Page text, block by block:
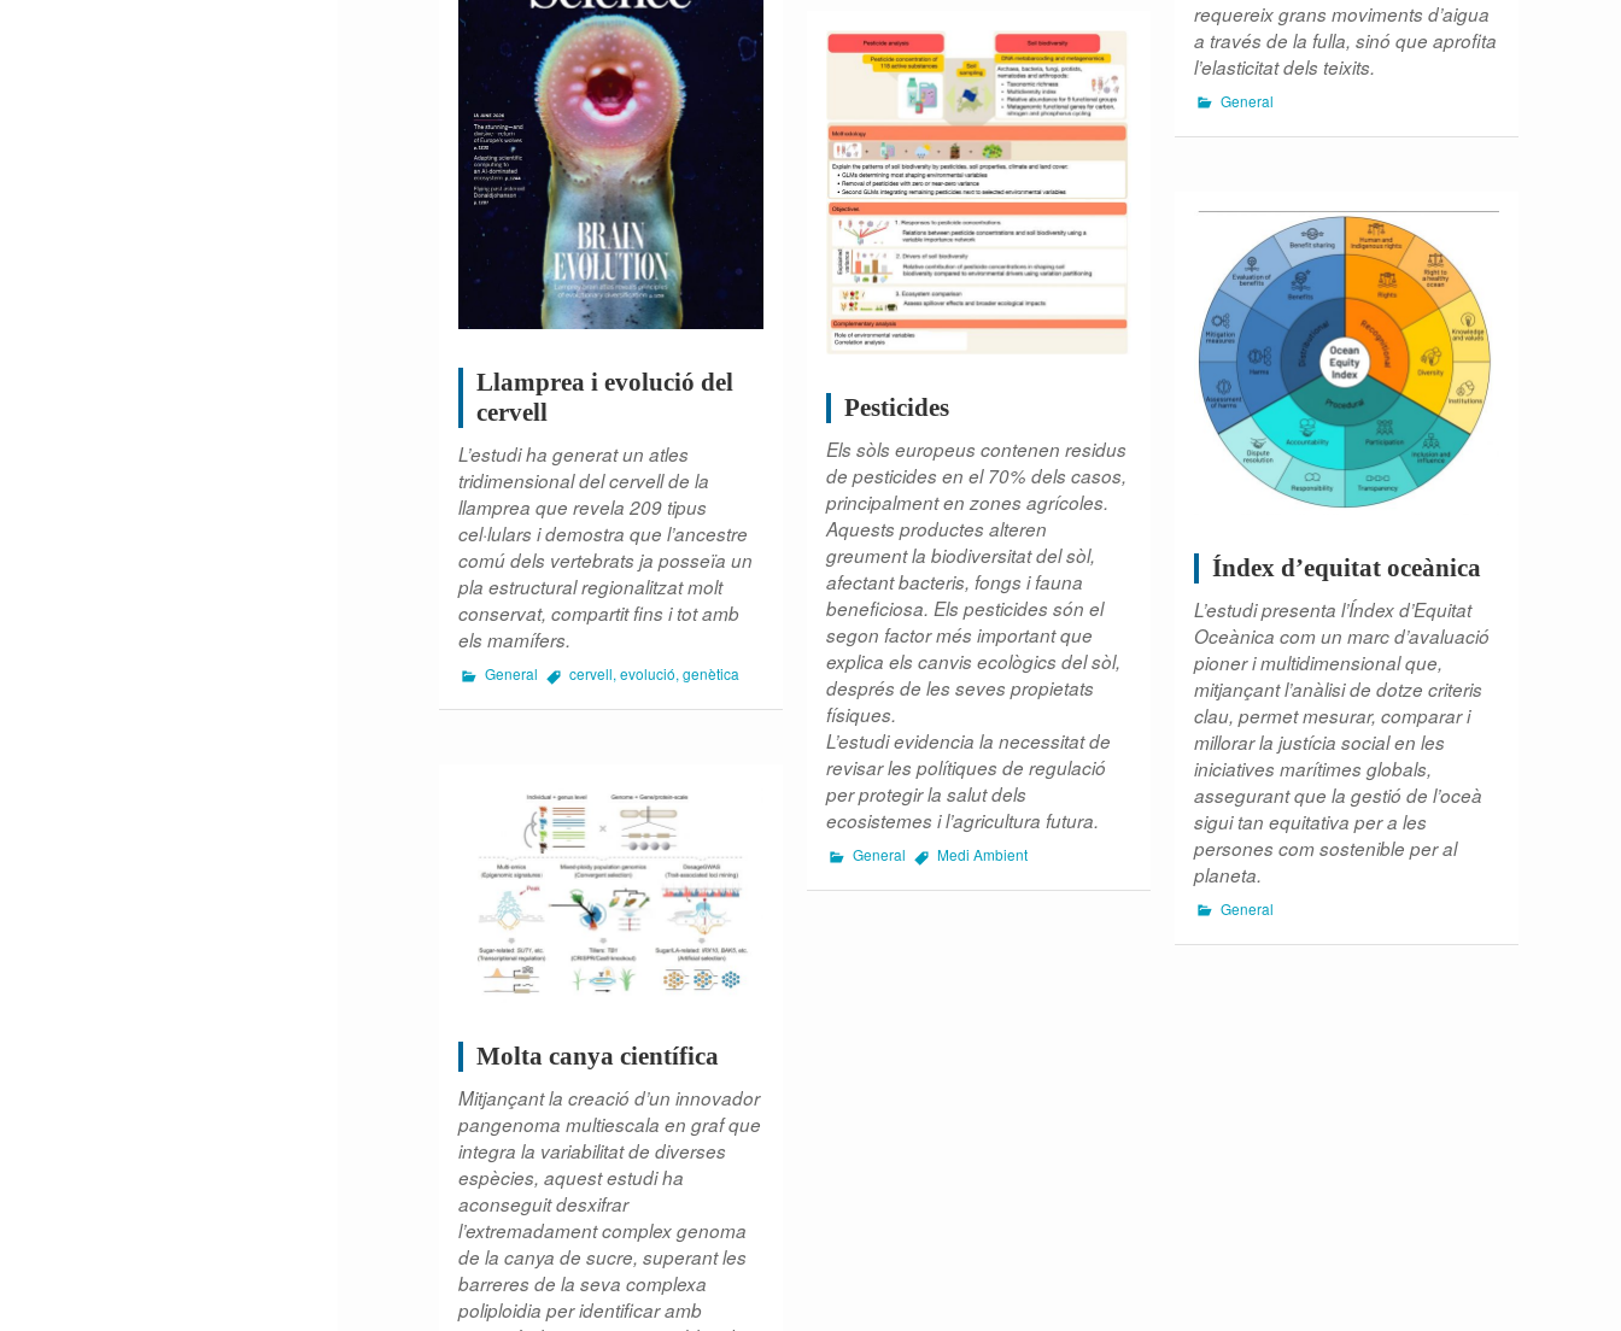
requereix grans moviments d’aigua
a través de la fulla, sinó que aprofita
l’elasticitat dels teixits.
General
Llamprea i evolució del
cervell
L’estudi ha generat un atles
tridimensional del cervell de la
llamprea que revela 209 tipus
cel·lulars i demostra que l’ancestre
comú dels vertebrats ja posseïa un
pla estructural regionalitzat molt
conservat, compartit fins i tot amb
els mamífers.
General cervell, evolució, genètica
Pesticides
Els sòls europeus contenen residus
de pesticides en el 70% dels casos,
principalment en zones agrícoles.
Aquests productes alteren
greument la biodiversitat del sòl,
afectant bacteris, fongs i fauna
beneficiosa. Els pesticides són el
segon factor més important que
explica els canvis ecològics del sòl,
després de les seves propietats
físiques.
L’estudi evidencia la necessitat de
revisar les polítiques de regulació
per protegir la salut dels
ecosistemes i l’agricultura futura.
General Medi Ambient
Índex d’equitat oceànica
L’estudi presenta l’Índex d’Equitat
Oceànica com un marc d’avaluació
pioner i multidimensional que,
mitjançant l’anàlisi de dotze criteris
clau, permet mesurar, comparar i
millorar la justícia social en les
iniciatives marítimes globals,
assegurant que la gestió de l’oceà
sigui tan equitativa per a les
persones com sostenible per al
planeta.
General
Molta canya científica
Mitjançant la creació d’un innovador
pangenoma multiescala en graf que
integra la variabilitat de diverses
espècies, aquest estudi ha
aconseguit desxifrar
l’extremadament complex genoma
de la canya de sucre, superant les
barreres de la seva complexa
poliploidia per identificar amb